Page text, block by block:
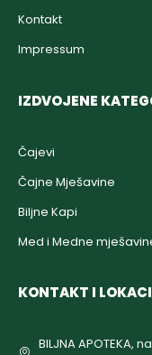
Kontakt
Impressum
IZDVOJENE
Čajevi
Čajne Mješavine
Biljne Kapi
Med i Medne
KONTAKT I
BILJNA APOTEKA,